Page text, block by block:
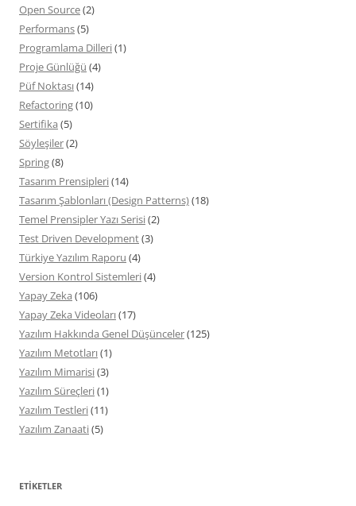
Open Source(2)
Performans(5)
Programlama Dilleri(1)
Proje Günlüğü (4)
Püf Noktası(14)
Refactoring(10)
Sertifika (5)
Söyleşiler(2)
Spring(8)
Tasarım Prensipleri(14)
Tasarım Şablonları (Design Patterns)(18)
Temel Prensipler Yazı Serisi(2)
Test Driven Development(3)
Türkiye Yazılım Raporu (4)
Version Kontrol Sistemleri(4)
Yapay Zeka (106)
Yapay Zeka Videoları(17)
Yazılım Hakkında Genel Düşünceler(125)
Yazılım Metotları(1)
Yazılım Mimarisi(3)
Yazılım Süreçleri(1)
Yazılım Testleri(11)
Yazılım Zanaati(5)
ETIKETLER